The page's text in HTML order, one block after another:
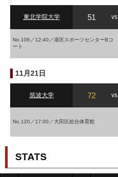
東北学院大学 51 vs
No.106／12:40／港区スポーツセンターBコ
ート
11月21日
筑波大学 72 vs
No.120／17:00／大田区総合体育館
STATS